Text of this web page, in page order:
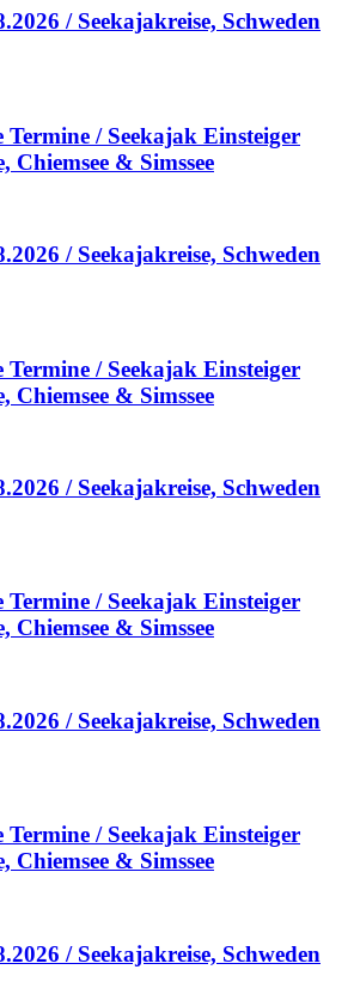
/ Seekajakreise, Schweden
/ Seekajak Einsteiger
Chiemsee & Simssee
/ Seekajakreise, Schweden
/ Seekajak Einsteiger
Chiemsee & Simssee
/ Seekajakreise, Schweden
/ Seekajak Einsteiger
Chiemsee & Simssee
/ Seekajakreise, Schweden
/ Seekajak Einsteiger
Chiemsee & Simssee
/ Seekajakreise, Schweden